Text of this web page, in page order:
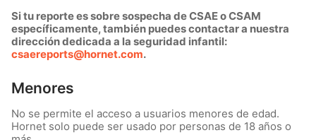
Si tu reporte es sobre sospecha de CSAE o CSAM
específicamente, también puedes contactar a nuestra
dirección dedicada a la seguridad infantil:
csaereports@hornet.com.
Menores
No se permite el acceso a usuarios menores de edad.
Hornet solo puede ser usado por personas de 18 años o